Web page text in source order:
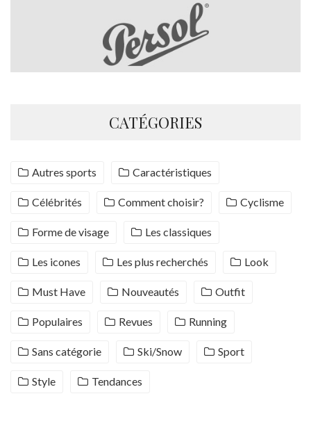
CATÉGORIES
Autres sports Caractéristiques
Célébrités Comment choisir? Cyclisme
Forme de visage Les classiques
Les icones Les plus recherchés Look
Must Have Nouveautés Outfit
Populaires Revues Running
Sans catégorie Ski/Snow Sport
Style Tendances